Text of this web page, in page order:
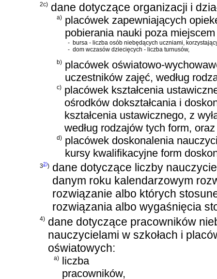
2c) dane dotyczące organizacji i
a) placówek zapewniających
pobierania nauki poza
- bursa - liczba osób niebędących uczniami,
- dom wczasów dziecięcych - liczba turnusów,
b) placówek oświatowo-
uczestników zajęć, według
c) placówek kształcenia
ośrodków dokształcania i
kształcenia ustawicznego, z
według rodzajów tych form,
d) placówek doskonalenia
kursy kwalifikacyjne form
32)) dane dotyczące liczby
danym roku kalendarzowym
rozwiązanie albo których
rozwiązania albo wygaśnięcia
4) dane dotyczące pracowników
nauczycielami w szkołach i
oświatowych:
a) liczba
pracowników,